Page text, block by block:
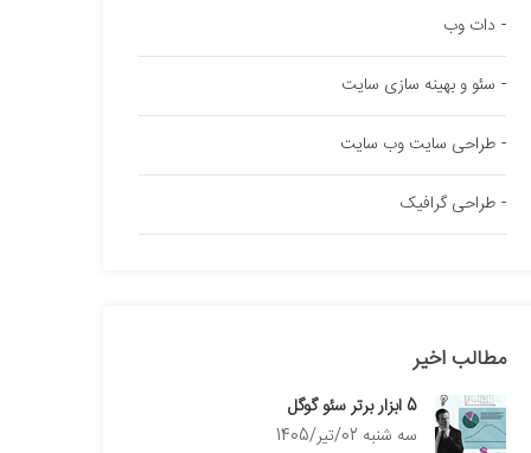
دات وب
سئو و بهینه سازی سایت
طراحی سایت وب سایت
طراحی گرافیک
مطالب اخیر
5 ابزار برتر سئو گوگل
سه شنبه 02/تیر/1405